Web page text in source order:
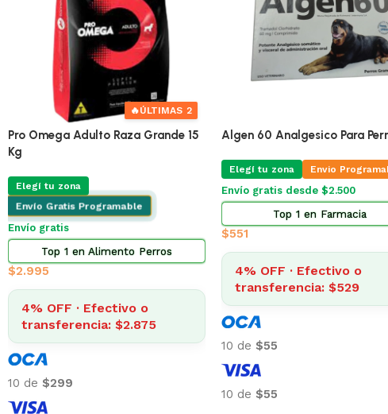
🔥ÚLTIMAS 5
Pro Omega Cachorro Pequeño 1 Kg
Envío gratis desde $2.500
Top 13 en Alimento Perros
$356
4% OFF · Efectivo o
transferencia: $342
10 de$36
Pro Omega Cachorro Pequeño
Elegí tu zona Envio
Envío gratis desde $2.500
Top 2 en Alimento Perros
$873
4% OFF · Efectivo o
transferencia: $838
10 de $87
10 de $87